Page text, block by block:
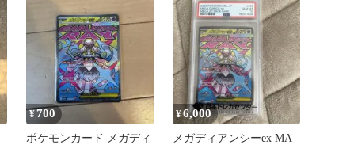
¥700
ポケモンカード メガディ
¥6,000
メガディアンシーex MA